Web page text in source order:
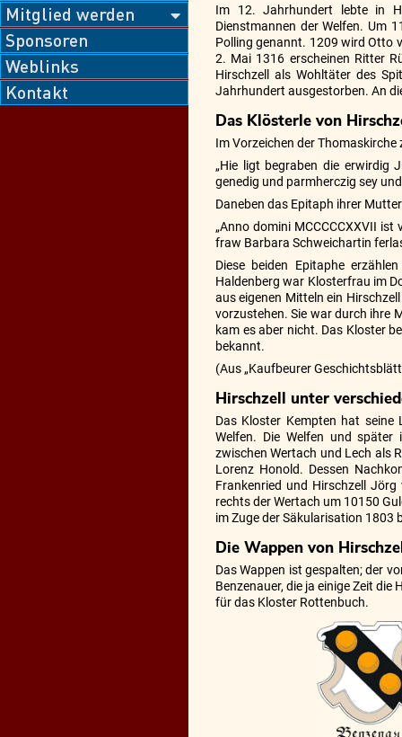
Im 12. Jahrhundert lebte in
Dienstmannen der Welfen. Um
Polling genannt. 1209 wird Otto
2. Mai 1316 erscheinen Ritter
Hirschzell als Wohltäter des
Jahrhundert ausgestorben. An
Das Klösterle von
Im Vorzeichen der
„Hie ligt begraben die erwirdig
genedig und parmherczig sey
Daneben das Epitaph ihrer
„Anno domini MCCCCCXXVII
fraw Barbara Schweichartin
Diese beiden Epitaphe
Haldenberg war Klosterfrau im
aus eigenen Mitteln ein
vorzustehen. Sie war durch ihre
kam es aber nicht. Das Kloster
bekannt.
(Aus „Kaufbeurer
Hirschzell unter
Das Kloster Kempten hat seine
Welfen. Die Welfen und später
zwischen Wertach und Lech als
Lorenz Honold. Dessen
Frankenried und Hirschzell
rechts der Wertach um 10150
im Zuge der Säkularisation 1803
Die Wappen von
Das Wappen ist gespalten; der
Benzenauer, die ja einige Zeit
für das Kloster Rottenbuch.
Mitglied werden
Sponsoren
Weblinks
Kontakt